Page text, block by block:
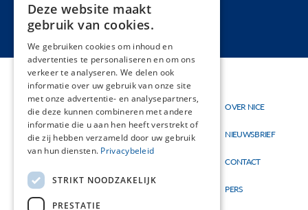
Hoofdnavigatie
Thema's
Materialen
Nieuw
Topmenu
OVER NICE
NIEUWSBRIEF
CONTACT
PERS
Deze website maakt
gebruik van cookies.
We gebruiken cookies om inhoud en
advertenties te personaliseren en om ons
verkeer te analyseren. We delen ook
informatie over uw gebruik van onze site
met onze advertentie- en analysepartners,
die deze kunnen combineren met andere
informatie die u aan hen heeft verstrekt of
die zij hebben verzameld door uw gebruik
van hun diensten. Privacybeleid
STRIKT NOODZAKELIJK
PRESTATIE